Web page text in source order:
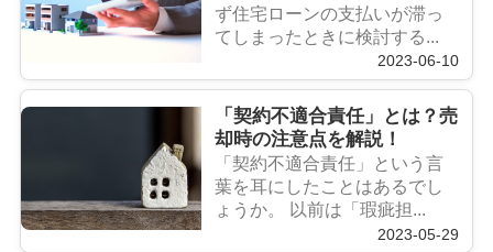
ず住宅ローンの支払いが滞っ
てしまったときに検討する...
2023-06-10
「契約不適合責任」とは？売
却時の注意点を解説！
「契約不適合責任」という言
葉を耳にしたことはあるでし
ょうか。 以前は「瑕疵担...
2023-05-29